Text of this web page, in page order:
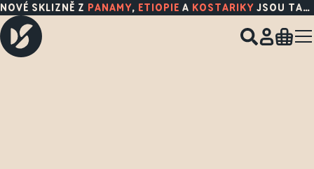
NOVÉ SKLIZNĚ Z PANAMY, ETIOPIE A KOSTARIKY JSOU TADY!